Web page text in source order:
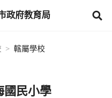
政府教育局
轄屬學校
國民小學